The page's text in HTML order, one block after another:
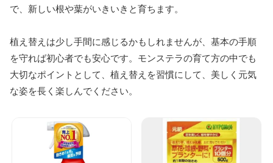
で、新しい根や葉がいきいきと育ちます。
植え替えは少し手間に感じるかもしれませんが、基本の手順
を守れば初心者でも安心です。モンステラの育て方の中でも
大切なポイントとして、植え替えを習慣にして、美しく元気
な姿を長く楽しんでください。